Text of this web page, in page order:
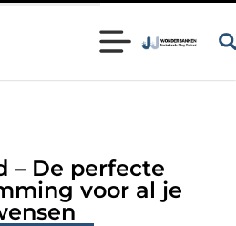
in Bunschoten? Controleer of je
– De perfecte
voor al je